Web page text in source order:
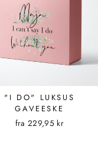
"I DO" LUKSUS
GAVEESKE
fra 229,95 kr